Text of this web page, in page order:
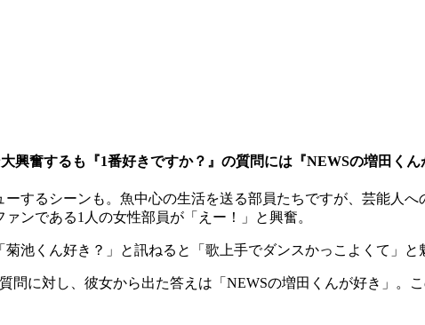
興奮するも『1番好きですか？』の質問には『NEWSの増田くん
ーするシーンも。魚中心の生活を送る部員たちですが、芸能人
ンである1人の女性部員が「えー！」と興奮。
池くん好き？」と訊ねると「歌上手でダンスかっこよくて」と
問に対し、彼女から出た答えは「NEWSの増田くんが好き」